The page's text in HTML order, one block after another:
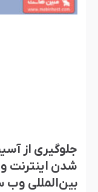
جلوگیری از
شدن اینترنت
بین‌المللی وب